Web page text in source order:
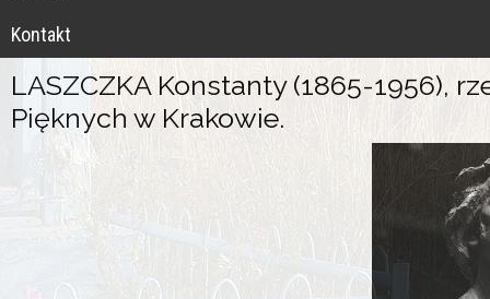
Kontakt
LASZCZKA Konstanty (1865-1956),
Pięknych w Krakowie.